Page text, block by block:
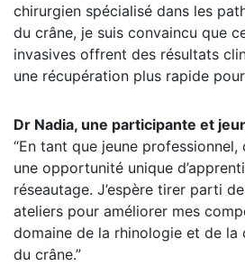
chirurgien spécialisé dans les
du crâne, je suis convaincu que
invasives offrent des résultats
une récupération plus rapide
Dr Nadia, une participante et
“En tant que jeune
une opportunité unique
réseautage. J’espère tirer parti
ateliers pour améliorer mes
domaine de la rhinologie et de la
du crâne.”